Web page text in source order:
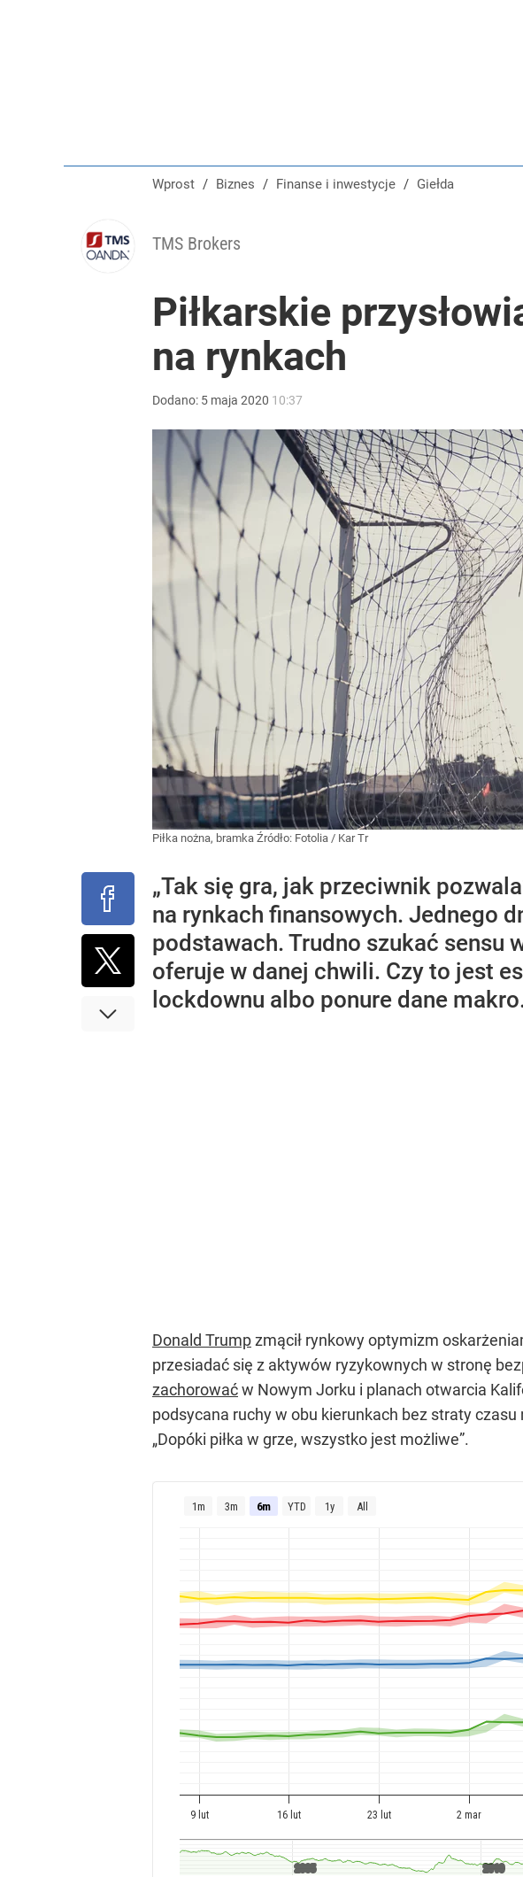
Wprost / Biznes / Finanse i inwestycje / Giełda
TMS Brokers
Piłkarskie
na rynkach
Dodano: 5 maja 2020 10:37
Piłka nożna, bramka Źródło: Fotolia / Kar Tr
„Tak się gra, jak przeciwnik
na rynkach finansowych. Jednego
podstawach. Trudno szukać sensu
oferuje w danej chwili. Czy to jest
lockdownu albo ponure dane
Donald Trumpzmącił rynkowy optymizm
przesiadać się z aktywów ryzykownych w stronę
zachorowaćw Nowym Jorku i planach otwarcia
podsycana ruchy w obu kierunkach bez straty
„Dopóki piłka w grze, wszystko jest możliwe”.